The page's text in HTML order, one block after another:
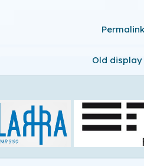
Old display